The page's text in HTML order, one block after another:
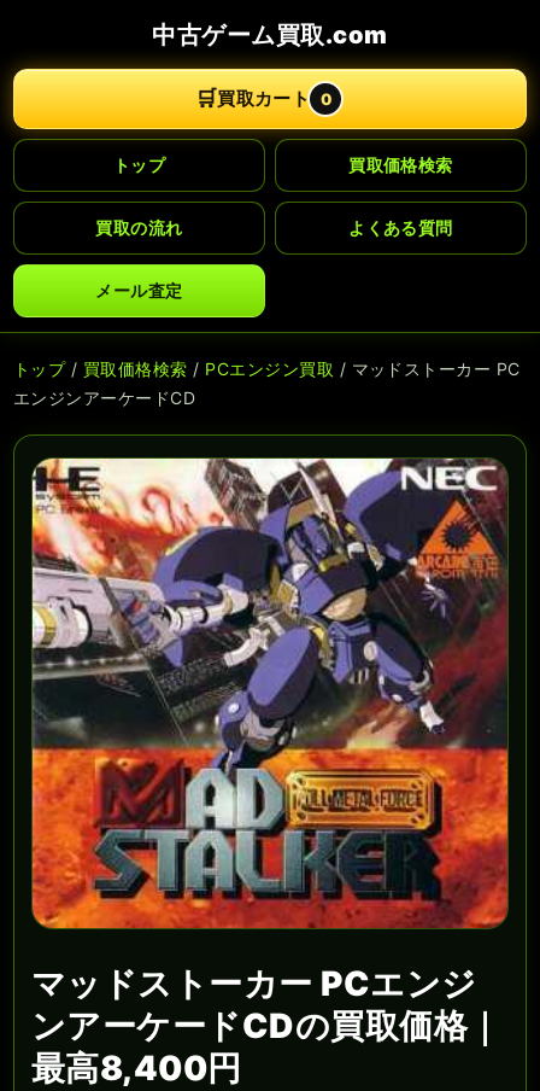
中古ゲーム買取.com
🛒買取カート 0
トップ 買取価格検索
買取の流れ よくある質問
メール査定
トップ/ 買取価格検索 / PCエンジン買取 / マッドストーカー PC
エンジンアーケードCD
マッドストーカー PCエンジ
ンアーケードCDの買取価格｜
最高8,400円